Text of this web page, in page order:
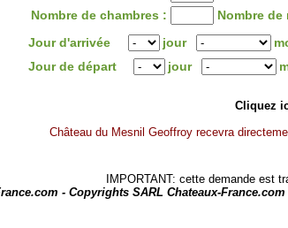
Nombre de chambres :
Nombre de
Jour d'arrivée
jour
Jour de départ
jour
Cliquez
Château du Mesnil Geoffroy recevra
IMPORTANT: cette demande est
- Copyrights SARL Chateaux-France.com